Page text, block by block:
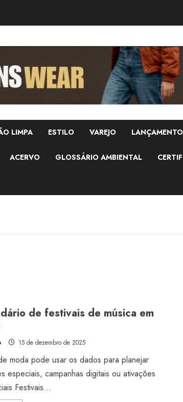
LIMPA ESTILO VAREJO
ACERVO GLOSSÁRIO AMBIENTAL
de festivais de música em
15 de dezembro de 2025
moda pode usar os dados para planejar
especiais, campanhas digitais ou ativações
Festivais...